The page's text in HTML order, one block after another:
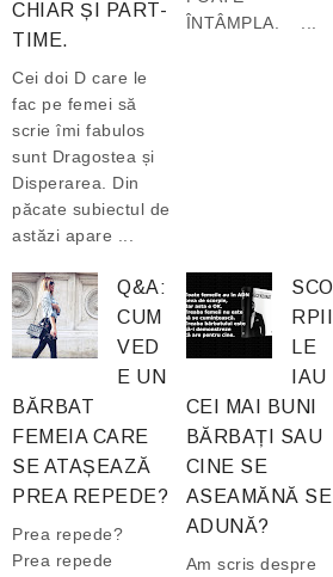
CHIAR ȘI PART-
TIME.
Cei doi D care le
fac pe femei să
scrie îmi fabulos
sunt Dragostea și
Disperarea. Din
păcate subiectul de
astăzi apare ...
ÎNTÂMPLA. ...
Q&A:
CUM
VED
E UN
BĂRBAT
FEMEIA CARE
SE ATAȘEAZĂ
PREA REPEDE?
Prea repede?
Prea repede
SCO
RPII
LE
IAU
CEI MAI BUNI
BĂRBAȚI SAU
CINE SE
ASEAMĂNĂ SE
ADUNĂ?
Am scris despre